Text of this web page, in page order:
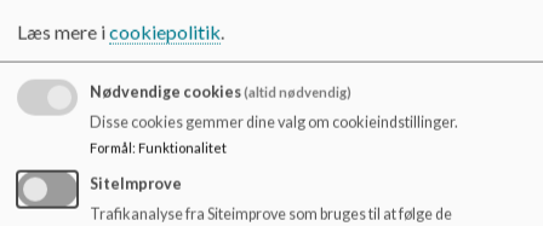
d
1: Velkommen til Mini UFOen (for nye børn og deres forældre)
Se den her
2. Sådan er det at være maj-barn (for nye børn og deres forældre)
Se den her
3. Skal dit barn snart starte i skole (for børn og forældre)
Læs mere icookiepolitik.
Nødvendige cookies(altid nødvendig)
Disse cookies gemmer dine valg om cookieindstillinger.
Formål: Funktionalitet
SiteImprove
Trafikanalyse fra Siteimprove som bruges til at følge de